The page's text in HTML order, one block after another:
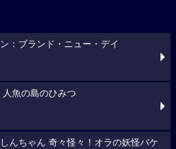
：ブランド・ニュー・デイ
魚の島のひみつ
んちゃん 奇々怪々！オラの妖怪バケ